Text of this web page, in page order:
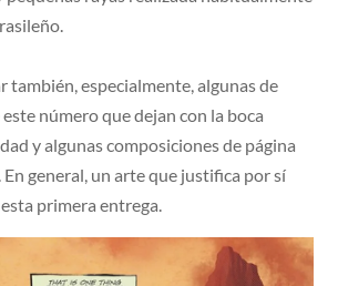
también, especialmente, algunas de
este número que dejan con la boca
y algunas composiciones de página
general, un arte que justifica por sí
primera entrega.